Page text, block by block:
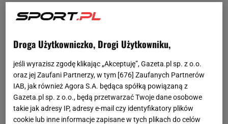
Droga Użytkowniczko, Drogi Użytkowniku,
jeśli wyrazisz zgodę klikając „Akceptuję”, Gazeta.pl sp. z o.o.
oraz jej Zaufani Partnerzy, w tym [676] Zaufanych Partnerów
IAB, jak również Agora S.A. będąca spółką powiązaną z
Gazeta.pl sp. z o.o., będą przetwarzać Twoje dane osobowe
takie jak adresy IP, adresy e-mail czy identyfikatory plików
cookie lub inne informacje zapisane w tych plikach do celów